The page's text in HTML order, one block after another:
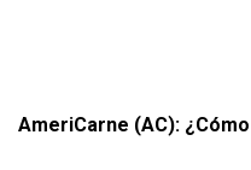
AmeriCarne (AC):